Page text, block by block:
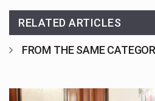
RELATED ARTICLES
FROM THE SAME